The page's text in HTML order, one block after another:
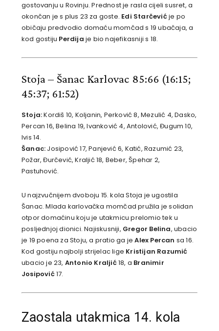
gostovanju u Rovinju. Prednost je rasla cijeli susret, a
okončan je s plus 23 za goste. Edi Starčevićje po
običaju predvodio domaću momčad s 19 ubačaja, a
kod gostiju Perdija je bio najefikasniji s 18.
Stoja – Šanac Karlovac 85:66 (16:15;
45:37; 61:52)
Stoja:Kordiš 10, Koljanin, Perković 8, Mezulić 4, Dasko,
Percan 16, Belina 19, Ivanković 4, Antolović, Đugum 10,
Ivis 14.
Šanac: Josipović 17, Panjević 6, Katić, Razumić 23,
Požar, Đurčević, Kraljić 18, Beber, Špehar 2,
Pastuhović.
U najzvučnijem dvoboju 15. kola Stoja je ugostila
Šanac. Mlada karlovačka momčad pružila je solidan
otpor domaćinu koju je utakmicu prelomio tek u
posljednjoj dionici. Najiskusniji, Gregor Belina, ubacio
je 19 poena za Stoju, a pratio ga jeAlex Percan sa 16.
Kod gostiju najbolji strijelac lige Kristijan Razumić
ubacio je 23, Antonio Kraljić18, a Branimir
Josipović17.
Zaostala utakmica 14. kola